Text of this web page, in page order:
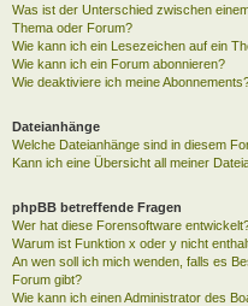
Was ist der Unterschied zwischen
Thema oder Forum?
Wie kann ich ein Lesezeichen auf ein
Wie kann ich ein Forum abonnieren?
Wie deaktiviere ich meine
Dateianhänge
Welche Dateianhänge sind in diesem
Kann ich eine Übersicht all meiner
phpBB betreffende Fragen
Wer hat diese Forensoftware
Warum ist Funktion x oder y nicht
An wen soll ich mich wenden, falls es
Forum gibt?
Wie kann ich einen Administrator des